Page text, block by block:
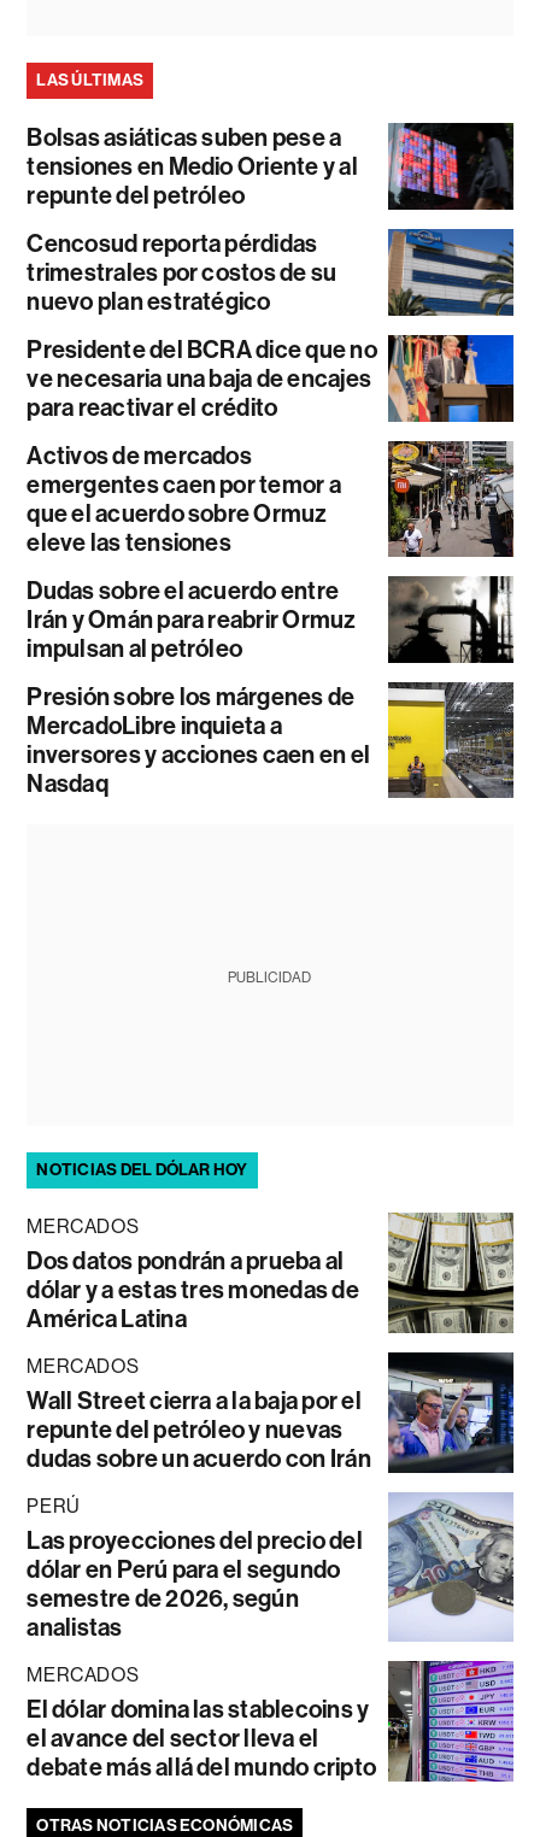
LAS ÚLTIMAS
Bolsas asiáticas suben pese a
tensiones en Medio Oriente y al
repunte del petróleo
Cencosud reporta pérdidas
trimestrales por costos de su
nuevo plan estratégico
Presidente del BCRA dice que no
ve necesaria una baja de encajes
para reactivar el crédito
Activos de mercados
emergentes caen por temor a
que el acuerdo sobre Ormuz
eleve las tensiones
Dudas sobre el acuerdo entre
Irán y Omán para reabrir Ormuz
impulsan al petróleo
Presión sobre los márgenes de
MercadoLibre inquieta a
inversores y acciones caen en el
Nasdaq
PUBLICIDAD
NOTICIAS DEL DÓLAR HOY
MERCADOS
Dos datos pondrán a prueba al
dólar y a estas tres monedas de
América Latina
MERCADOS
Wall Street cierra a la baja por el
repunte del petróleo y nuevas
dudas sobre un acuerdo con Irán
PERÚ
Las proyecciones del precio del
dólar en Perú para el segundo
semestre de 2026, según
analistas
MERCADOS
El dólar domina las stablecoins y
el avance del sector lleva el
debate más allá del mundo cripto
OTRAS NOTICIAS ECONÓMICAS